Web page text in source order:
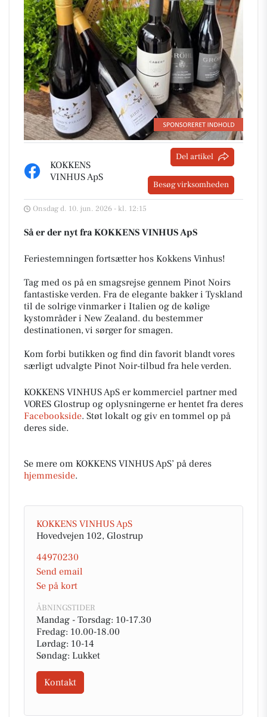
KOKKENS
VINHUS ApS
Del artikel
Besøg virksomheden
Onsdag d. 10. jun. 2026 - kl. 12:15
Så er der nyt fra KOKKENS VINHUS ApS
Feriestemningen fortsætter hos Kokkens Vinhus!
Tag med os på en smagsrejse gennem Pinot Noirs
fantastiske verden. Fra de elegante bakker i Tyskland
til de solrige vinmarker i Italien og de kølige
kystområder i New Zealand. du bestemmer
destinationen, vi sørger for smagen.
Kom forbi butikken og find din favorit blandt vores
særligt udvalgte Pinot Noir-tilbud fra hele verden.
KOKKENS VINHUS ApS er kommerciel partner med
VORES Glostrup og oplysningerne er hentet fra deres
Facebookside. Støt lokalt og giv en tommel op på
deres side.
Se mere om KOKKENS VINHUS ApS’ på deres
hjemmeside.
KOKKENS VINHUS ApS
Hovedvejen 102, Glostrup
44970230
Send email
Se på kort
ÅBNINGSTIDER
Mandag - Torsdag: 10-17.30
Fredag: 10.00-18.00
Lørdag: 10-14
Søndag: Lukket
Kontakt